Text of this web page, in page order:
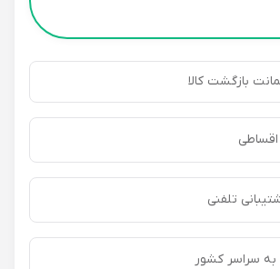
کالا
تلفنی
کشور